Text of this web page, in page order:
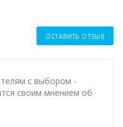
ОСТАВИТЬ ОТЗЫВ
с выбором -
своим мнением об